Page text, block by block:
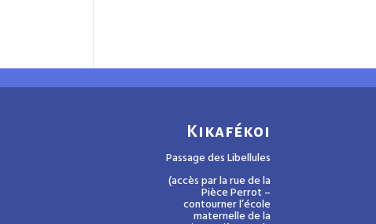
Kikafékoi
Passage des Libellules
(accès par la rue de la
Pièce Perrot –
contourner l’école
maternelle de la